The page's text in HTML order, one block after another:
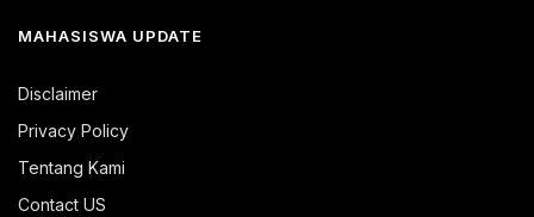
MAHASISWA UPDATE
Disclaimer
Privacy Policy
Tentang Kami
Contact US